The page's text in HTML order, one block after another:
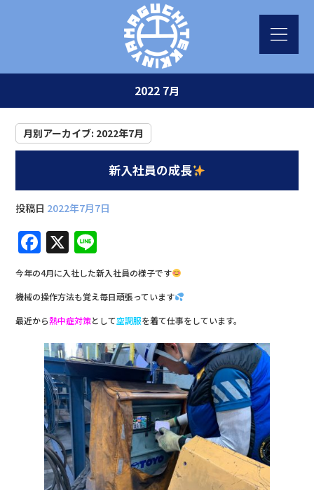
2022 7月
月別アーカイブ: 2022年7月
新入社員の成長
投稿日 2022年7月7日
F
a
c
e
b
o
o
k
X
n
e
今年の4月に入社した新入社員の様子です
機械の操作方法も覚え毎日頑張っています
最近から熱中症対策として空調服を着て仕事をしています。